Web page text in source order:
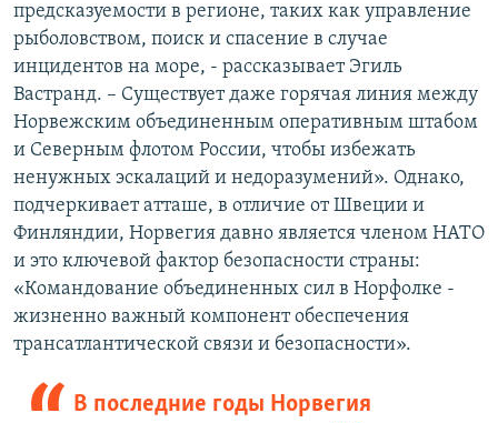
предсказуемости в регионе, таких как управление
рыболовством, поиск и спасение в случае
инцидентов на море, - рассказывает Эгиль
Вастранд. – Существует даже горячая линия между
Норвежским объединенным оперативным штабом
и Северным флотом России, чтобы избежать
ненужных эскалаций и недоразумений». Однако,
подчеркивает атташе, в отличие от Швеции и
Финляндии, Норвегия давно является членом НАТО
и это ключевой фактор безопасности страны:
«Командование объединенных сил в Норфолке -
жизненно важный компонент обеспечения
трансатлантической связи и безопасности».
В последние годы Норвегия